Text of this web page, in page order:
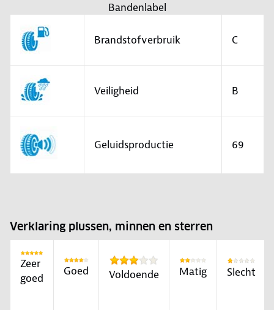
Bandenlabel
Brandstofverbruik C
Veiligheid B
Geluidsproductie 69
Verklaring plussen, minnen en sterren
Zeer
goed
Goed Voldoende Matig Slecht